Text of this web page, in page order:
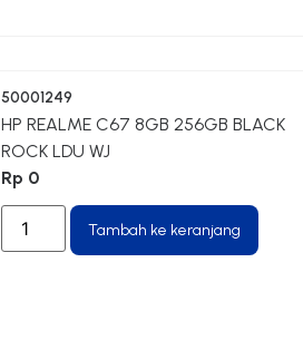
50001249
HP REALME C67 8GB 256GB BLACK
ROCK LDU WJ
Rp 0
Tambah ke keranjang